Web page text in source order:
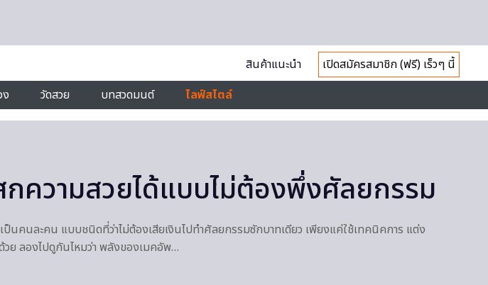
สินค้าแนะนำ
เปิดสมัครสมาชิก (ฟรี) เร็วๆ นี้
ง วัดสวย บทสวดมนต์ ไลฟ์สไตล์
ความสวยได้แบบไม่ต้องพึ่งศัลยกรรม
ป็นคนละคน แบบชนิดที่ว่าไม่ต้องเสียเงินไปทำศัลยกรรมซักบาทเดียว เพียงแค่ใช้เทคนิคการ แต่ง
ย ลองไปดูกันไหมว่า พลังของเมคอัพ…